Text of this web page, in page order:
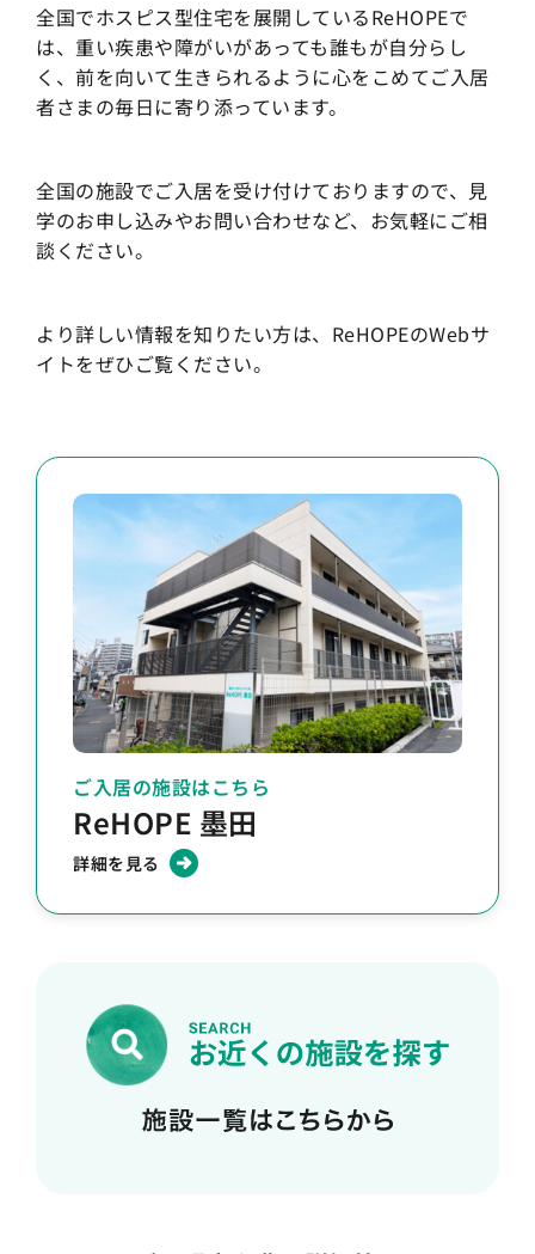
全国でホスピス型住宅を展開しているReHOPEで
は、重い疾患や障がいがあっても誰もが自分らし
く、前を向いて生きられるように心をこめてご入居
者さまの毎日に寄り添っています。
全国の施設でご入居を受け付けておりますので、見
学のお申し込みやお問い合わせなど、お気軽にご相
談ください。
より詳しい情報を知りたい方は、ReHOPEのWebサ
イトをぜひご覧ください。
ご入居の施設はこちら
ReHOPE 墨田
詳細を見る